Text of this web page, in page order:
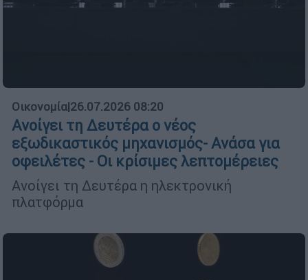
Οικονομία|26.07.2026 08:20
Ανοίγει τη Δευτέρα ο νέος
εξωδικαστικός μηχανισμός- Ανάσα για
οφειλέτες - Οι κρίσιμες λεπτομέρειες
Ανοίγει τη Δευτέρα η ηλεκτρονική
πλατφόρμα